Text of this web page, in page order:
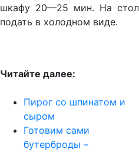
шкафу 20—25 мин. На стол
подать в холодном виде.
Читайте далее:
Пирог со шпинатом и
сыром
Готовим сами
бутерброды –